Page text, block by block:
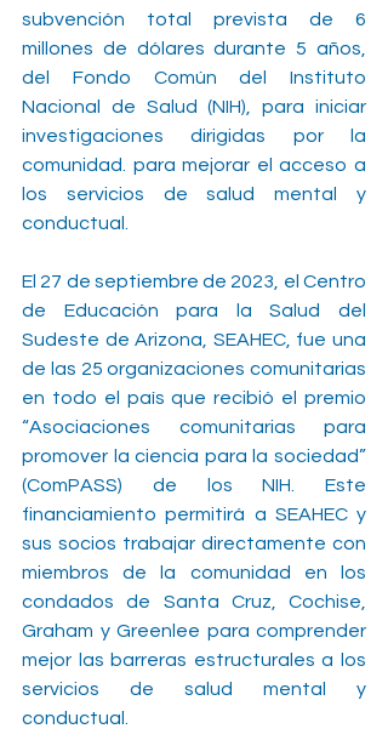
subvención total prevista de 6
millones de dólares durante 5 años,
del Fondo Común del Instituto
Nacional de Salud (NIH), para iniciar
investigaciones dirigidas por la
comunidad. para mejorar el acceso a
los servicios de salud mental y
conductual.
El 27 de septiembre de 2023, el Centro
de Educación para la Salud del
Sudeste de Arizona, SEAHEC, fue una
de las 25 organizaciones comunitarias
en todo el país que recibió el premio
“Asociaciones comunitarias para
promover la ciencia para la sociedad”
(ComPASS) de los NIH. Este
financiamiento permitirá a SEAHEC y
sus socios trabajar directamente con
miembros de la comunidad en los
condados de Santa Cruz, Cochise,
Graham y Greenlee para comprender
mejor las barreras estructurales a los
servicios de salud mental y
conductual.